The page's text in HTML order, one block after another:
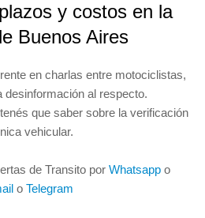
y costos en la
Buenos Aires
en charlas entre motociclistas,
desinformación al respecto.
que saber sobre la verificación
vehicular.
de Transito por Whatsapp o
o Telegram